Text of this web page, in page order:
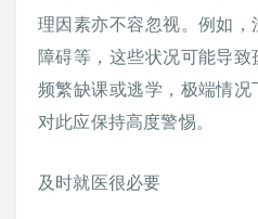
理因素亦不容忽视。例如
障碍等，这些状况可能导致
频繁缺课或逃学，极端情
对此应保持高度警惕。
及时就医很必要